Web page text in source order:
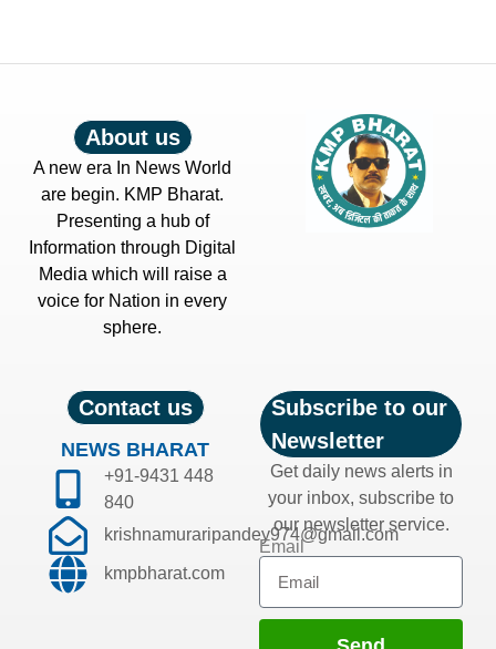
About us
A new era In News World
are begin. KMP Bharat.
Presenting a hub of
Information through Digital
Media which will raise a
voice for Nation in every
sphere.
Contact us
NEWS BHARAT
+91-9431 448
840
krishnamuraripandey974@gmail.com
kmpbharat.com
Subscribe to our
Newsletter
Get daily news alerts in
your inbox, subscribe to
our newsletter service.
Email